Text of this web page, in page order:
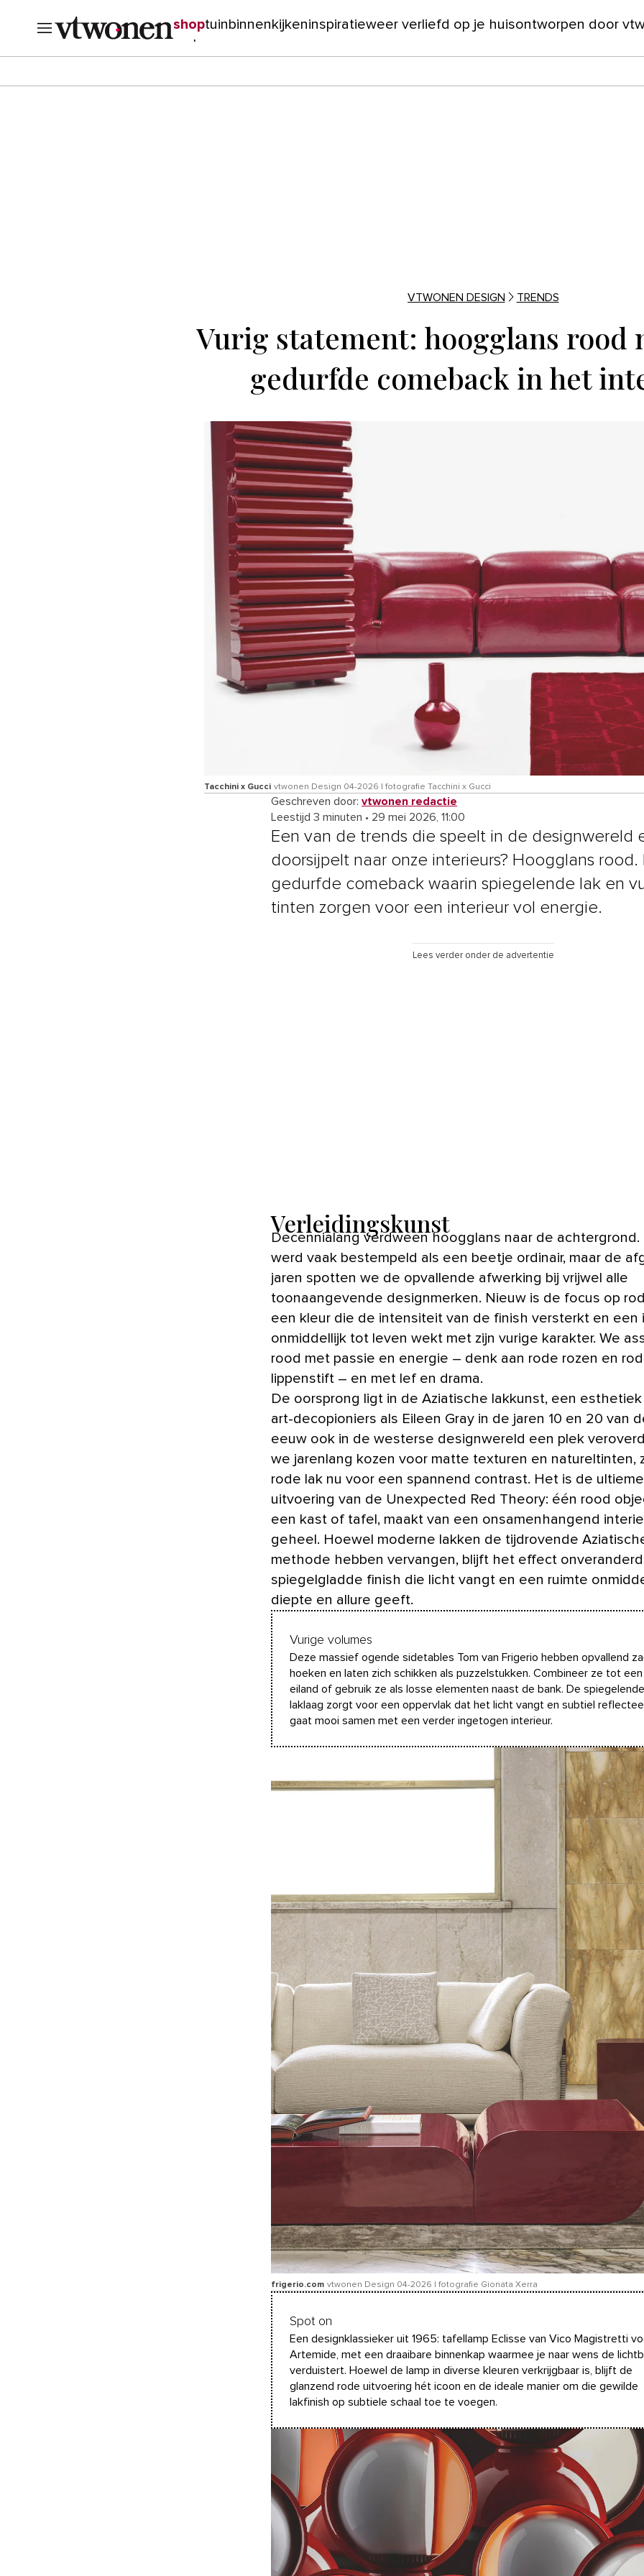
shoptuin binnenkijkeninspiratieweer verliefd op je huisontworpen door
verbouwen
VTWONEN DESIGN TRENDS
Vurig statement: hoogglans rood
gedurfde comeback in het
Tacchini x Gucci vtwonen Design 04-2026 | fotografie Tacchini x Gucci
Geschreven door: vtwonen redactie
Leestijd 3 minuten • 29 mei 2026, 11:00
Een van de trends die speelt in de designwereld
doorsijpelt naar onze interieurs? Hoogglans rood.
gedurfde comeback waarin spiegelende lak en
tinten zorgen voor een interieur vol energie.
Lees verder onder de advertentie
Verleidingskunst
Decennialang verdween hoogglans naar de achtergrond. Het
werd vaak bestempeld als een beetje ordinair, maar de
jaren spotten we de opvallende afwerking bij vrijwel alle
toonaangevende designmerken. Nieuw is de focus op
een kleur die de intensiteit van de finish versterkt en een
onmiddellijk tot leven wekt met zijn vurige karakter. We
rood met passie en energie – denk aan rode rozen en
lippenstift – en met lef en drama.
De oorsprong ligt in de Aziatische lakkunst, een esthetiek
art-decopioniers als Eileen Gray in de jaren 10 en 20 van
eeuw ook in de westerse designwereld een plek
we jarenlang kozen voor matte texturen en natureltinten,
rode lak nu voor een spannend contrast. Het is de ultieme
uitvoering van de Unexpected Red Theory: één rood
een kast of tafel, maakt van een onsamenhangend
geheel. Hoewel moderne lakken de tijdrovende
methode hebben vervangen, blijft het effect
spiegelgladde finish die licht vangt en een ruimte
diepte en allure geeft.
Vurige volumes
Deze massief ogende sidetables Tom van Frigerio hebben opvallend
hoeken en laten zich schikken als puzzelstukken. Combineer ze tot een
eiland of gebruik ze als losse elementen naast de bank. De spiegelende
laklaag zorgt voor een oppervlak dat het licht vangt en subtiel
gaat mooi samen met een verder ingetogen interieur.
frigerio.com vtwonen Design 04-2026 | fotografie Gionata Xerra
Spot on
Een designklassieker uit 1965: tafellamp Eclisse van Vico Magistretti
Artemide, met een draaibare binnenkap waarmee je naar wens de
verduistert. Hoewel de lamp in diverse kleuren verkrijgbaar is, blijft de
glanzend rode uitvoering hét icoon en de ideale manier om die gewilde
lakfinish op subtiele schaal toe te voegen.